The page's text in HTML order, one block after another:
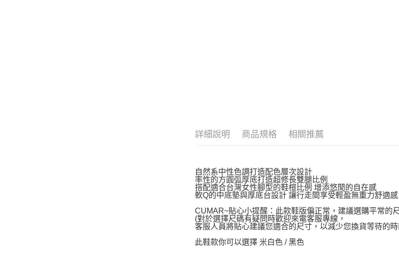
詳細說明 商品規格 相關推薦
自然系中性色調打造配色層次設計
率性的方圓弧厚底打造超修長雙腿比例
搭配適合台灣女性腳型的鞋楦比例 增添悠閒的自在感
軟Q的中底墊與厚底台設計 讓行走間享受輕盈無重力舒適感
CUMAR~貼心小提醒：此款鞋版偏正常，建議選購平常的尺
(對於選擇尺碼有疑問時歡迎來電客服專線，
客服人員將貼心建議您適合的尺寸，以減少您換貨等待的
此鞋款你可以選擇 米白色 / 黑色